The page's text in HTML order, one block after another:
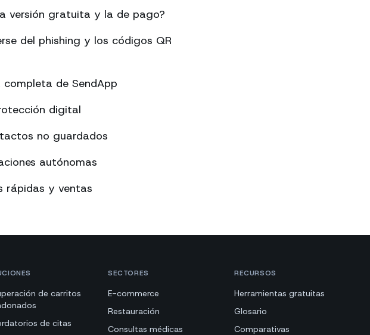
versión gratuita y la de pago?
del phishing y los códigos QR
de SendApp
digital
no guardados
autónomas
rápidas y ventas
de carritos
de citas
SECTORES
E-commerce
Restauración
Consultas médicas
RECURSOS
Herramientas gratuitas
Glosario
Comparativas